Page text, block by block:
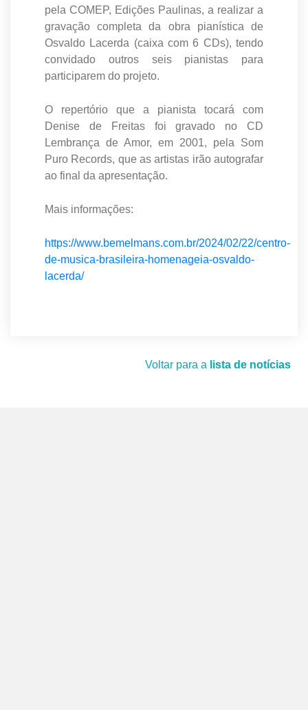
pela COMEP, Edições Paulinas, a realizar a
gravação completa da obra pianística de
Osvaldo Lacerda (caixa com 6 CDs), tendo
convidado outros seis pianistas para
participarem do projeto.
O repertório que a pianista tocará com
Denise de Freitas foi gravado no CD
Lembrança de Amor, em 2001, pela Som
Puro Records, que as artistas irão autografar
ao final da apresentação.
Mais informações:
https://www.bemelmans.com.br/2024/02/22/centro-
de-musica-brasileira-homenageia-osvaldo-
lacerda/
Voltar para a lista de notícias